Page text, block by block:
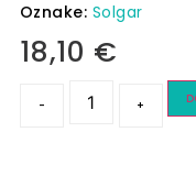
Oznake: Solgar
18,10 €
- +